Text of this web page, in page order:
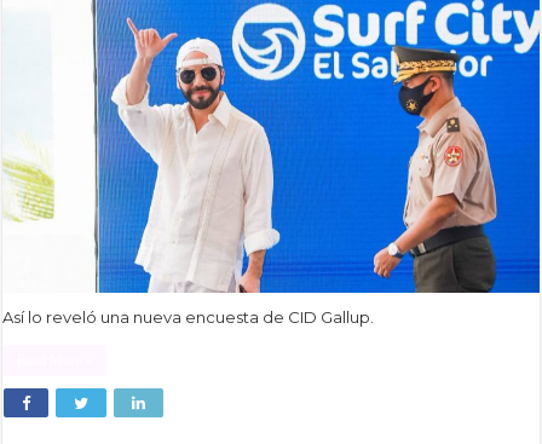
Así lo reveló una nueva encuesta de CID Gallup.